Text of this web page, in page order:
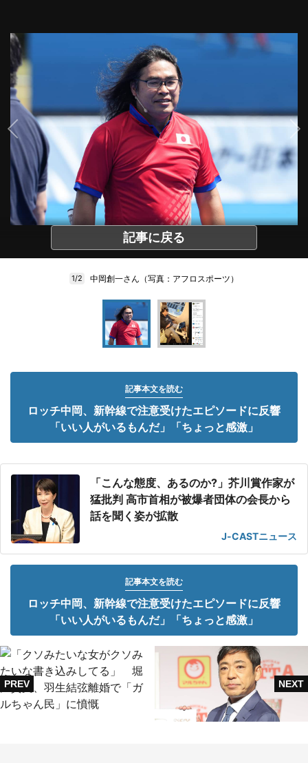
記事に戻る
1/2 中岡創一さん（写真：アフロスポーツ）
記事本文を読む
ロッチ中岡、新幹線で注意受けたエピソードに反響
「いい人がいるもんだ」「ちょっと感激」
「こんな態度、あるのか?」芥川賞作家が
猛批判 高市首相が被爆者団体の会長から
話を聞く姿が拡散
J-CASTニュース
記事本文を読む
ロッチ中岡、新幹線で注意受けたエピソードに反響
「いい人がいるもんだ」「ちょっと感激」